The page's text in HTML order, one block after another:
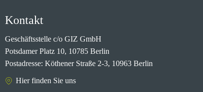
Kontakt
Geschäftsstelle c/o GIZ GmbH
Potsdamer Platz 10, 10785 Berlin
Postadresse: Köthener Straße 2-3, 10963 Berlin
Hier finden Sie uns